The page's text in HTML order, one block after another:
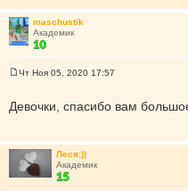
и
е
maschustik
Академик
б
н
е
Чт Ноя 05, 2020 17:57
Девочки, спасибо вам
Леся:))
Академик